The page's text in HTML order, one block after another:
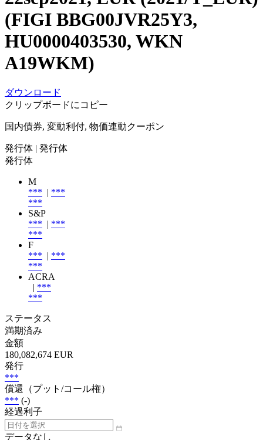
(FIGI BBG00JVR25Y3,
HU0000403530, WKN
A19WKM)
ダウンロード
クリップボードにコピー
国内債券, 変動利付, 物価連動クーポン
発行体 | 発行体
発行体
M
*** | ***
***
S&P
*** | ***
***
F
*** | ***
***
ACRA
| ***
***
ステータス
満期済み
金額
180,082,674 EUR
発行
***
償還（プット/コール権）
*** (-)
経過利子
データなし